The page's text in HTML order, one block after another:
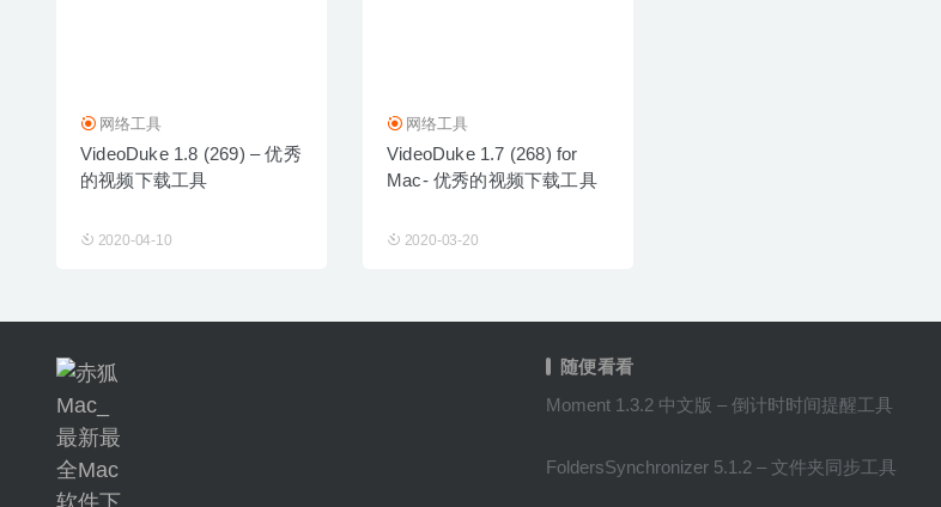
网络工具
VideoDuke 1.8 (269) – 优秀
的视频下载工具
2020-04-10
网络工具
VideoDuke 1.7 (268) for
Mac- 优秀的视频下载工具
2020-03-20
随便看看
Moment 1.3.2 中文版 – 倒计时时间提醒工具
FoldersSynchronizer 5.1.2 – 文件夹同步工具